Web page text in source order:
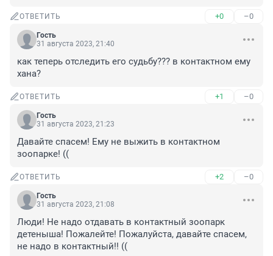
ОТВЕТИТЬ +0 –0
Гость
31 августа 2023, 21:40
как теперь отследить его судьбу??? в контактном ему
хана?
ОТВЕТИТЬ +1 –0
Гость
31 августа 2023, 21:23
Давайте спасем! Ему не выжить в контактном
зоопарке! ((
ОТВЕТИТЬ +2 –0
Гость
31 августа 2023, 21:08
Люди! Не надо отдавать в контактный зоопарк
детеныша! Пожалейте! Пожалуйста, давайте спасем,
не надо в контактный!! ((